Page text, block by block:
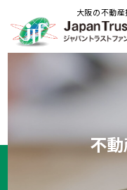
大阪の不動産
不